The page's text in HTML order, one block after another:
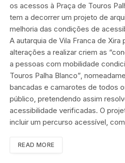
os acessos à Praça de Touros
tem a decorrer um projeto de
melhoria das condições de
A autarquia de Vila Franca de Xira
alterações a realizar criem as
a pessoas com mobilidade
Touros Palha Blanco”,
bancadas e camarotes de todos
público, pretendendo assim
acessibilidade verificadas. O
incluir um percurso acessível,
READ MORE